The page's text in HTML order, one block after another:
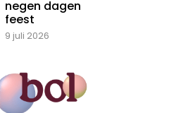
negen dagen
feest
9 juli 2026